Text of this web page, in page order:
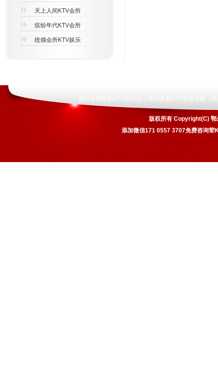
天上人间KTV会所
缤纷年代KTV会所
统领会所KTV娱乐
版权所有 Copyright(C) 鄂
添加微信171 0557 3707免费咨询荤